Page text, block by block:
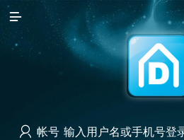
访问电脑版

 帐号